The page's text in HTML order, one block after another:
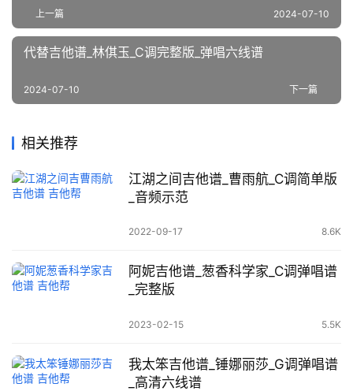
上一篇 2024-07-10
代替吉他谱_林倛玉_C调完整版_弹唱六线谱
下一篇
2024-07-10
相关推荐
江湖之间吉他谱_曹雨航_C调简单版
_音频示范
2022-09-17 8.6K
阿妮吉他谱_葱香科学家_C调弹唱谱
_完整版
2023-02-15 5.5K
我太笨吉他谱_锤娜丽莎_G调弹唱谱
_高清六线谱